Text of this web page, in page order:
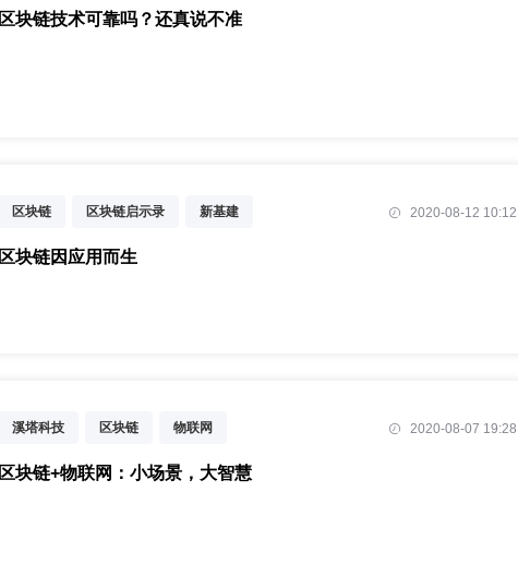
区块链技术可靠吗？还真说不准
区块链 区块链启示录 新基建
新基建领导力峰会
2020-08-12 10:12
区块链因应用而生
溪塔科技 区块链 物联网 2020-08-07 19:28
区块链+物联网：小场景，大智慧